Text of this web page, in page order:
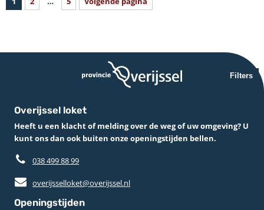
Filters
Overijssel loket
Heeft u een klacht of melding over de weg of uw omgeving? U
kunt ons dan ook buiten onze openingstijden bellen.
038 499 88 99
overijsselloket@overijssel.nl
Openingstijden